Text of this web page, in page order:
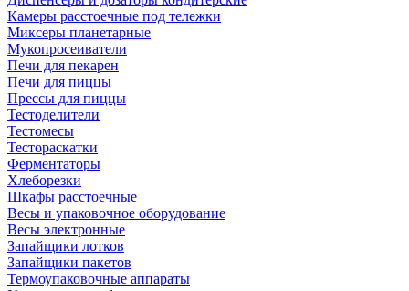
Камеры расстоечные под тележки
Миксеры планетарные
Мукопросеиватели
Печи для пекарен
Печи для пиццы
Прессы для пиццы
Тестоделители
Тестомесы
Тестораскатки
Ферментаторы
Хлеборезки
Шкафы расстоечные
Весы и упаковочное оборудование
Весы электронные
Запайщики лотков
Запайщики пакетов
Термоупаковочные аппараты